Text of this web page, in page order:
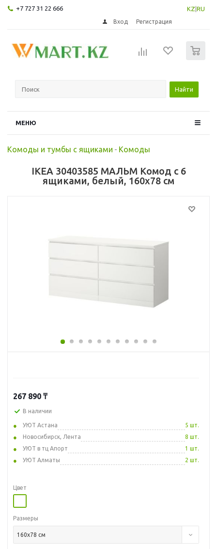
+7 727 31 22 666 KZ RU
Вход Регистрация
Найти
МЕНЮ
Комоды и тумбы с ящиками - Комоды
IKEA 30403585 МАЛЬМ Комод с 6
ящиками, белый, 160x78 см
267 890 ₸
В наличии
УЮТ Астана
5 шт.
Новосибирск, Лента
8 шт.
УЮТ в тц Апорт
1 шт.
УЮТ Алматы
2 шт.
Цвет
Размеры
160x78 см